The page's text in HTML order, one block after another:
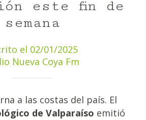
este fin de
semana
el 02/01/2025
Nueva Coya Fm
a las costas del país. El
de Valparaíso emitió